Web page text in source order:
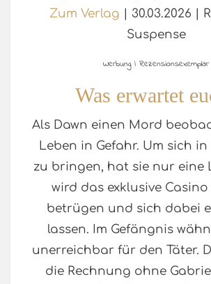
Zum Verlag | 30.03.2026 |
Suspense
Werbung | Rezensionsexemplar
Was erwartet
Als Dawn einen Mord
Leben in Gefahr. Um sich
zu bringen, hat sie nur eine
wird das exklusive
betrügen und sich dabei
lassen. Im Gefängnis
unerreichbar für den Täter.
die Rechnung ohne